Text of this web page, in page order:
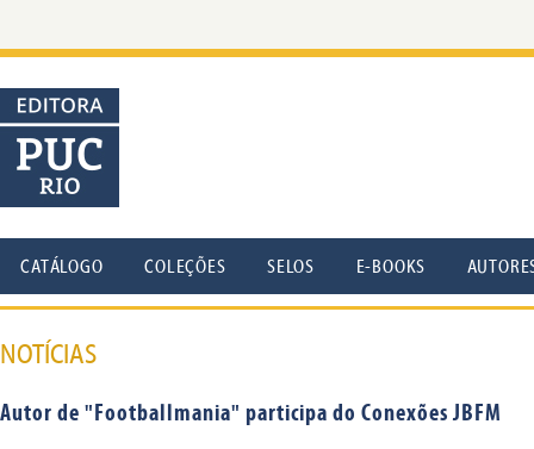
CATÁLOGO COLEÇÕES SELOS E-BOOKS
NOTÍCIAS
Autor de "Footballmania" participa do Conexões JBFM